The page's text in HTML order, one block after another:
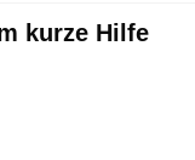
kurze Hilfe